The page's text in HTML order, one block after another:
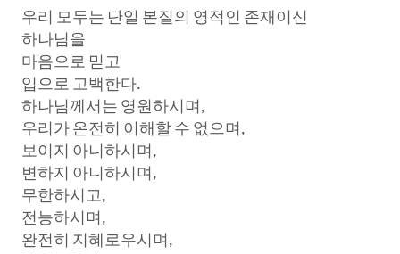
우리 모두는 단일 본질의 영적인 존재이신
하나님을
마음으로 믿고
입으로 고백한다.
하나님께서는 영원하시며,
우리가 온전히 이해할 수 없으며,
보이지 아니하시며,
변하지 아니하시며,
무한하시고,
전능하시며,
완전히 지혜로우시며,